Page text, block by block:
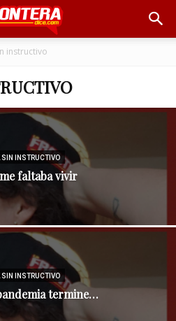
instructivo
SIN INSTRUCTIVO
faltaba vivir
SIN INSTRUCTIVO
termine…